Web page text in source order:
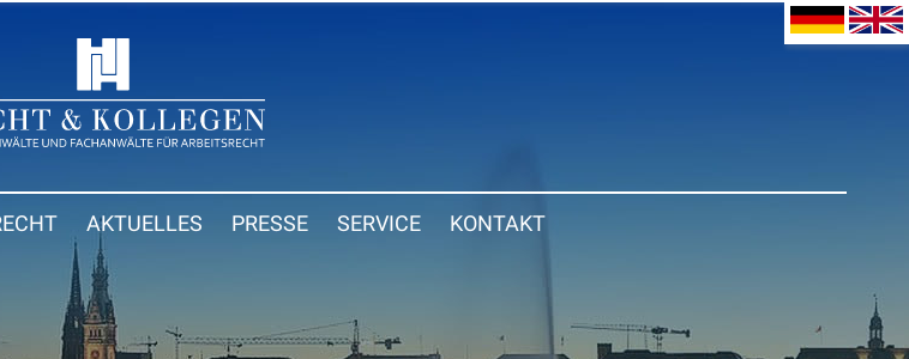
AKTUELLES PRESSE SERVICE KONTAKT